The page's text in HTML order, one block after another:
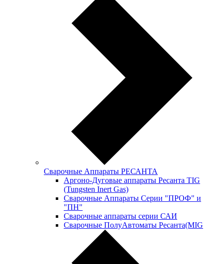
Сварочные Аппараты РЕСАНТА
Аргоно-Дуговые аппараты Ресанта TIG
(Tungsten Inert Gas)
Сварочные Аппараты Серии "ПРОФ" и
"ПН"
Сварочные аппараты серии САИ
Сварочные ПолуАвтоматы Ресанта(MIG